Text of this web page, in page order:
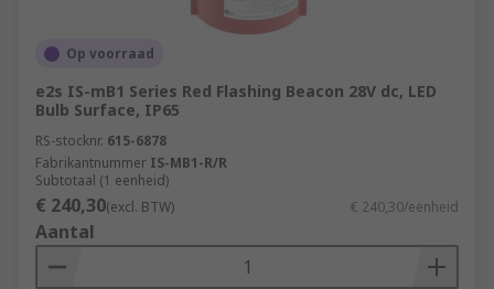
Op voorraad
e2s IS-mB1 Series Red Flashing Beacon 28V dc, LED
Bulb Surface, IP65
RS-stocknr. 615-6878
Fabrikantnummer IS-MB1-R/R
Subtotaal (1 eenheid)
€ 240,30(excl. BTW) € 240,30/eenheid
Aantal